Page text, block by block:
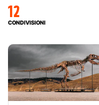
12
CONDIVISIONI